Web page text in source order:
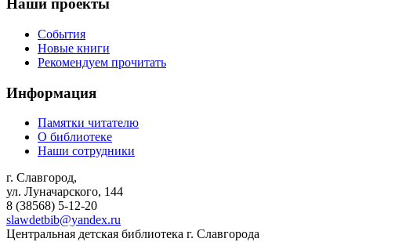
Наши проекты
События
Новые книги
Рекомендуем прочитать
Информация
Памятки читателю
О библиотеке
Наши сотрудники
г. Славгород,
ул. Луначарского, 144
8 (38568) 5-12-20
slawdetbib@yandex.ru
Центральная детская библиотека г. Славгорода